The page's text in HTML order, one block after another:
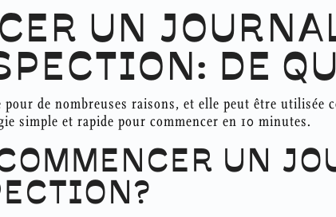
UN
DE
pour de nombreuses raisons, et elle peut être utilisée
simple et rapide pour commencer en 10 minutes.
UN